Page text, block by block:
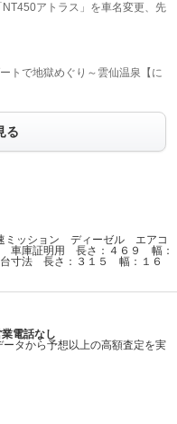
NT450アトラス」を車名変更、先
トで地獄めぐり～雲仙温泉【に
る
ミッション ディーゼル エアコ
庫証明用 長さ：４６９ 幅：
寸法 長さ：３１５ 幅：１６
電話なし
ータから予想以上の高額査定を実